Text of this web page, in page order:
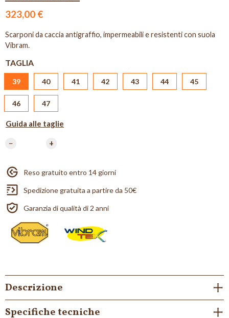
323,00 €
Scarponi da caccia antigraffio, impermeabili e resistenti con suola
Vibram.
TAGLIA
39 40 41 42 43 44 45
46 47
Guida alle taglie
− +
Reso gratuito entro 14 giorni
Spedizione gratuita a partire da 50€
Garanzia di qualità di 2 anni
Descrizione
Specifiche tecniche